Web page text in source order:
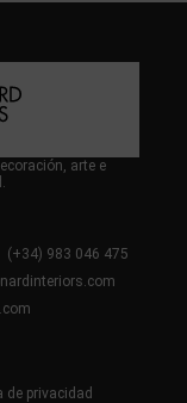
arte e
(+34) 983 046 475
de privacidad